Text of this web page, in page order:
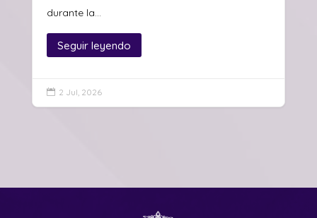
durante la...
Seguir leyendo
 2 Jul, 2026